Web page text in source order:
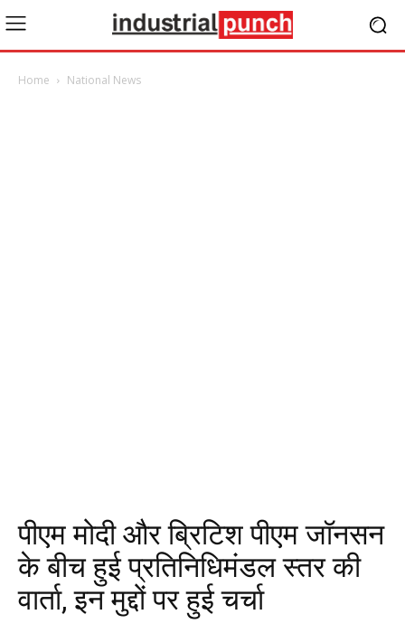
Home National News
पीएम मोदी और ब्रिटिश पीएम जॉनसन
के बीच हुई प्रतिनिधिमंडल स्तर की
वार्ता, इन मुद्दों पर हुई चर्चा